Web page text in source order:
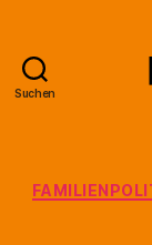
Suchen